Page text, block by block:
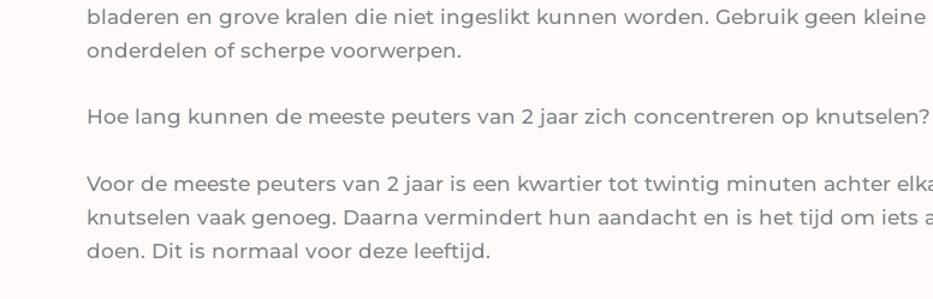
bladeren en grove kralen die niet ingeslikt kunnen worden. Gebruik geen kleine
onderdelen of scherpe voorwerpen.
Hoe lang kunnen de meeste peuters van 2 jaar zich concentreren op knutselen?
Voor de meeste peuters van 2 jaar is een kwartier tot twintig minuten achter
knutselen vaak genoeg. Daarna vermindert hun aandacht en is het tijd om iets
doen. Dit is normaal voor deze leeftijd.